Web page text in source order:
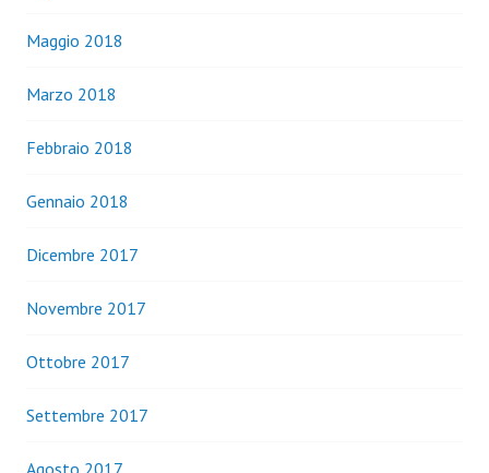
Maggio 2018
Marzo 2018
Febbraio 2018
Gennaio 2018
Dicembre 2017
Novembre 2017
Ottobre 2017
Settembre 2017